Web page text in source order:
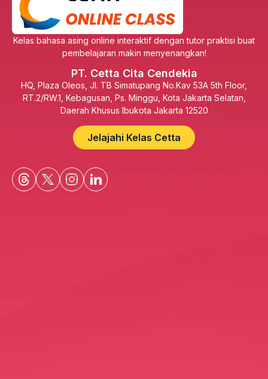
Kelas bahasa asing online interaktif dengan tutor praktisi buat
pembelajaran makin menyenangkan!
PT. Cetta Cita Cendekia
HQ, Plaza Oleos, Jl. TB Simatupang No.Kav 53A 5th Floor,
RT.2/RW.1, Kebagusan, Ps. Minggu, Kota Jakarta Selatan,
Daerah Khusus Ibukota Jakarta 12520
Jelajahi Kelas Cetta